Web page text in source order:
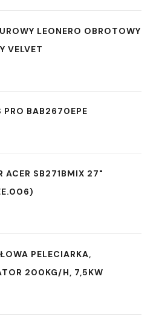
LEONERO OBROTOWY
VELVET
PRO BAB2670EPE
ACER SB271BMIX 27"
PELECIARKA,
200KG/H, 7,5KW